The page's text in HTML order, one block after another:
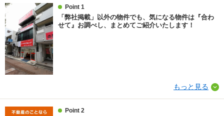
Point 1
「弊社掲載」以外の物件でも、気になる物件は『合わ
せて』お調べし、まとめてご紹介いたします！
もっと見る
Point 2